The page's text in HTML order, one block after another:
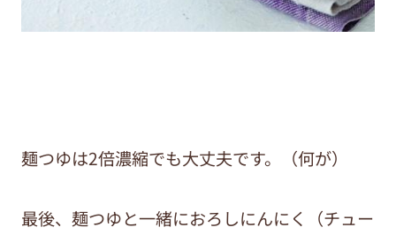
麺つゆは2倍濃縮でも大丈夫です。（何が）
最後、麺つゆと一緒におろしにんにく（チュー